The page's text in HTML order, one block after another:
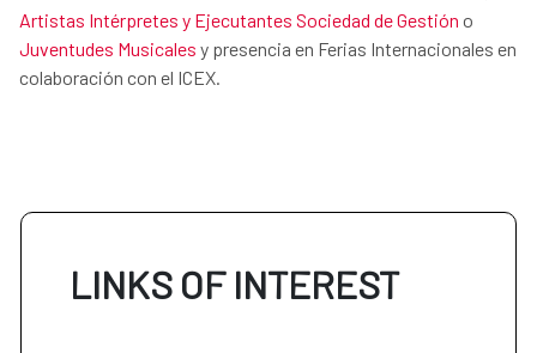
Artistas Intérpretes y Ejecutantes Sociedad de Gestión o
Juventudes Musicales y presencia en Ferias Internacionales en
colaboración con el ICEX.
LINKS OF INTEREST